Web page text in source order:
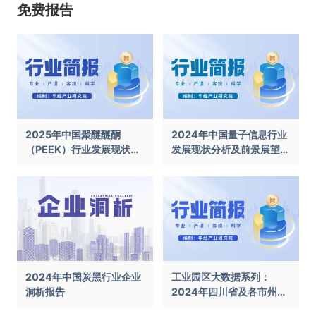
免费报告
2025年中国聚醚醚酮
（PEEK）行业发展现状及
2024年中国量子信息行业
发展现状分析及前景展望报
2024年中国炭黑行业企业
洞析报告
工业园区大数据系列：
2024年四川省及各市州工